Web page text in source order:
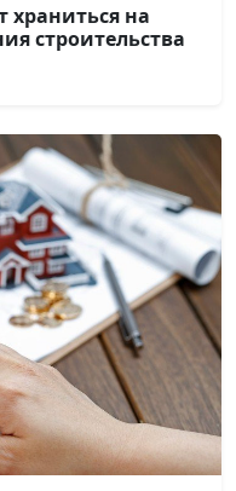
храниться на
строительства